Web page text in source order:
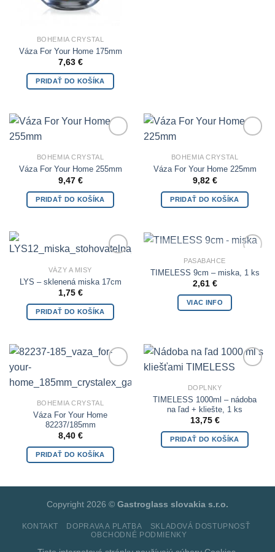
BOHEMIA CRYSTAL
Váza For Your Home 175mm
7,63 €
PRIDAŤ DO KOŠÍKA
BOHEMIA CRYSTAL
Váza For Your Home 255mm
9,47 €
PRIDAŤ DO KOŠÍKA
BOHEMIA CRYSTAL
Váza For Your Home 225mm
9,82 €
PRIDAŤ DO KOŠÍKA
VÁZY A MISY
LYS – sklenená miska 17cm
1,75 €
PRIDAŤ DO KOŠÍKA
Wishlist
PASABAHCE
TIMELESS 9cm – miska, 1 ks
2,61 €
VIAC INFO
Wishlist
BOHEMIA CRYSTAL
Váza For Your Home
82237/185mm
8,40 €
PRIDAŤ DO KOŠÍKA
DOPLNKY
TIMELESS 1000ml – nádoba
na ľad + kliešte, 1 ks
13,75 €
PRIDAŤ DO KOŠÍKA
Copyright 2026 © Gastroglass slovakia s.r.o.
KONTAKT DOPRAVA A PLATBA
SKLADOVÁ DOSTUPNOSŤ
OBCHODNÉ PODMIENKY